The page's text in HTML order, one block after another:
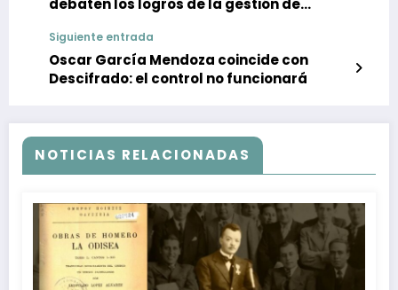
debaten los logros de la gestión de
Siguiente entrada
Oscar García Mendoza coincide con
Descifrado: el control no funcionará
NOTICIAS RELACIONADAS